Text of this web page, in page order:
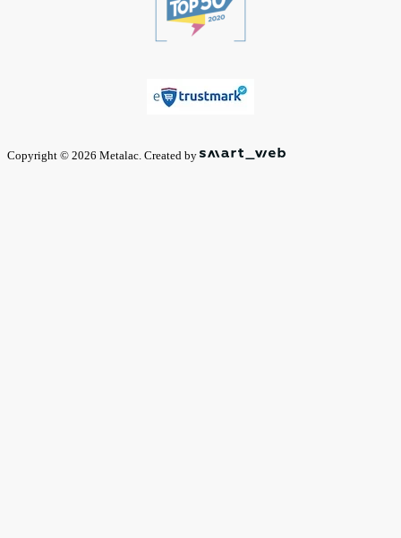
Copyright © 2026 Metalac. Created by